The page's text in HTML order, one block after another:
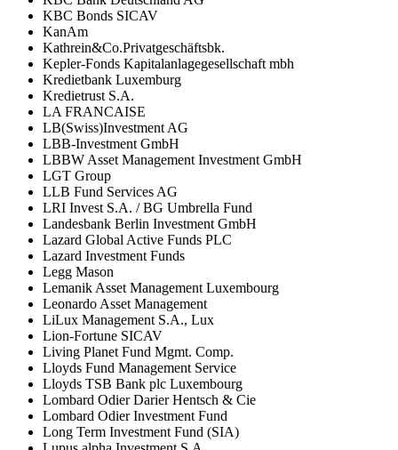
KBC Bonds SICAV
KanAm
Kathrein&Co.Privatgeschäftsbk.
Kepler-Fonds Kapitalanlagegesellschaft mbh
Kredietbank Luxemburg
Kredietrust S.A.
LA FRANCAISE
LB(Swiss)Investment AG
LBB-Investment GmbH
LBBW Asset Management Investment GmbH
LGT Group
LLB Fund Services AG
LRI Invest S.A. / BG Umbrella Fund
Landesbank Berlin Investment GmbH
Lazard Global Active Funds PLC
Lazard Investment Funds
Legg Mason
Lemanik Asset Management Luxembourg
Leonardo Asset Management
LiLux Management S.A., Lux
Lion-Fortune SICAV
Living Planet Fund Mgmt. Comp.
Lloyds Fund Management Service
Lloyds TSB Bank plc Luxembourg
Lombard Odier Darier Hentsch & Cie
Lombard Odier Investment Fund
Long Term Investment Fund (SIA)